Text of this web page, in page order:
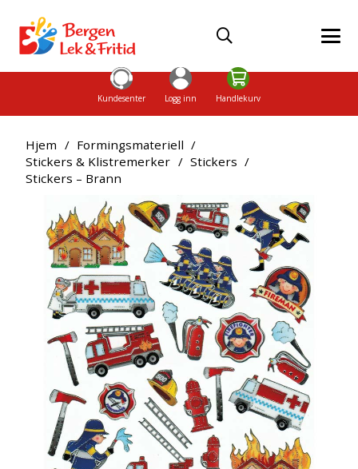
Kundesenter Logg inn Handlekurv
Hjem / Formingsmateriell /
Stickers & Klistremerker / Stickers /
Stickers – Brann